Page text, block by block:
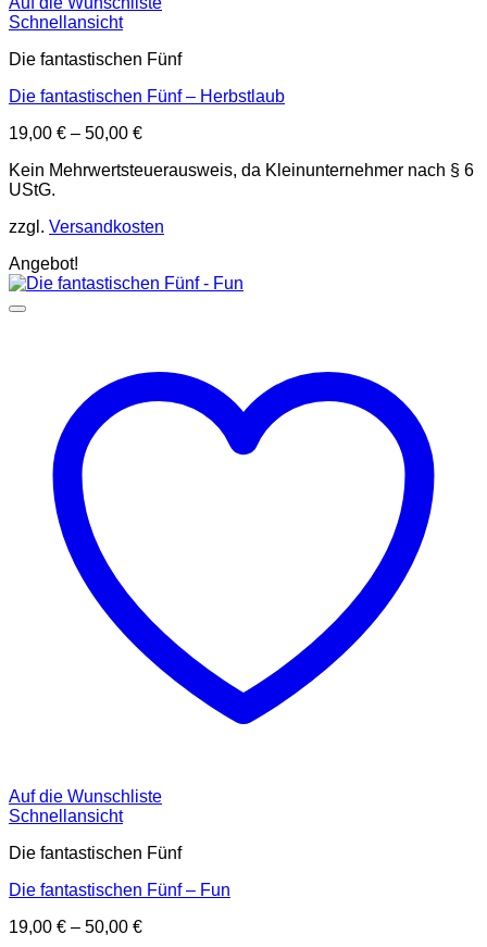
Schnellansicht
Die fantastischen Fünf
Die fantastischen Fünf – Herbstlaub
19,00 € – 50,00 €
Kein Mehrwertsteuerausweis, da Kleinunternehmer nach § 6
UStG.
zzgl. Versandkosten
Angebot!
Auf die Wunschliste
Schnellansicht
Die fantastischen Fünf
Die fantastischen Fünf – Fun
19,00 € – 50,00 €